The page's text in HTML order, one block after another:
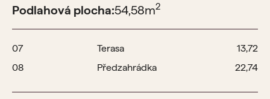
Podlahová plocha:54,58m2
07 Terasa
13,72
08
Předzahrádka 22,74